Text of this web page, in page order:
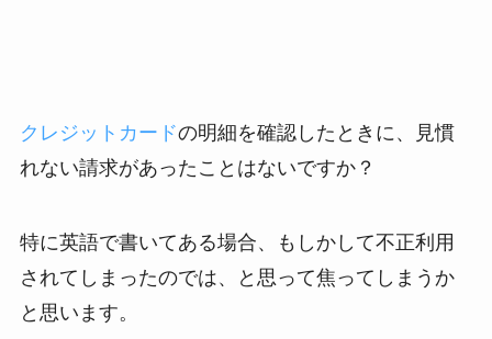
クレジットカードの明細を確認したときに、見慣
れない請求があったことはないですか？
特に英語で書いてある場合、もしかして不正利用
されてしまったのでは、と思って焦ってしまうか
と思います。